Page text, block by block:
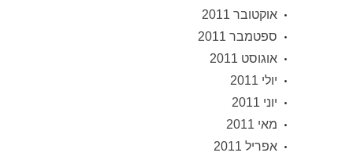
אוקטובר 2011
ספטמבר 2011
אוגוסט 2011
יולי 2011
יוני 2011
מאי 2011
אפריל 2011